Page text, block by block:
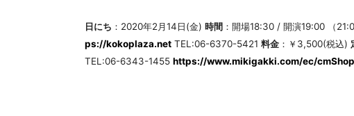
日にち ：2020年2月14日(金) 時間 ：開場18:30 / 開演19:00 （
ps://kokoplaza.net TEL:06-6370-5421 料金 ：￥3,500(税込)
TEL:06-6343-1455 https://www.mikigakki.com/ec/